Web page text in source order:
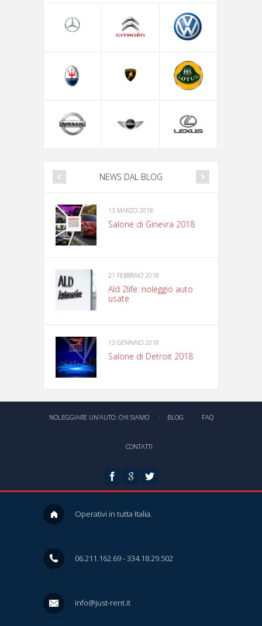
NEWS DAL BLOG
13 MARZO 2018
Salone di Ginevra 2018
21 FEBBRAIO 2018
Ald 2life: noleggio auto
usate
13 GENNAIO 2018
Salone di Detroit 2018
NOLEGGIARE UN’AUTO: CHI SIAMO BLOG FAQ
CONTATTI
a t g
Operativi in tutta Italia.
06.211.162.69 - 334.18.29.502
info@just-rent.it